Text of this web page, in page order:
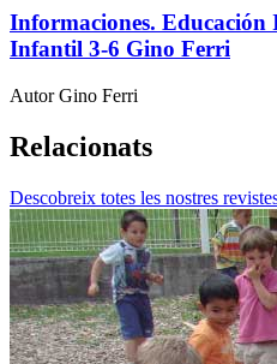
Informaciones.
Infantil 3-6 Gino Ferri
Autor Gino Ferri
Relacionats
Descobreix totes les nostres